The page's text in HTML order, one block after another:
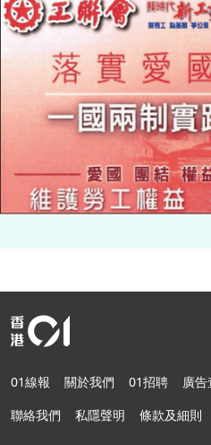
01線報 關於我們 01招聘 廣告
聯絡我們
私隱聲明 條款及細則